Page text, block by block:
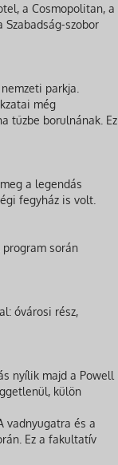
a Cosmopolitan, a
Szabadság-szobor
parkja.
még
tűzbe borulnának. Ez
a legendás
fegyház is volt.
során
óvárosi rész,
nyílik majd a Powell
külön
vadnyugatra és a
Ez a fakultatív